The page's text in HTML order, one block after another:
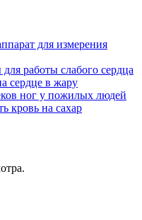
для измерения
работы слабого сердца
сердце в жару
ног у пожилых людей
кровь на сахар